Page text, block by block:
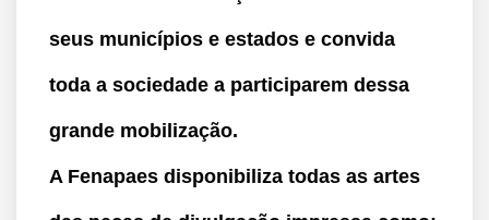
seus municípios e estados e convida
toda a sociedade a participarem dessa
grande mobilização.
A Fenapaes disponibiliza todas as artes